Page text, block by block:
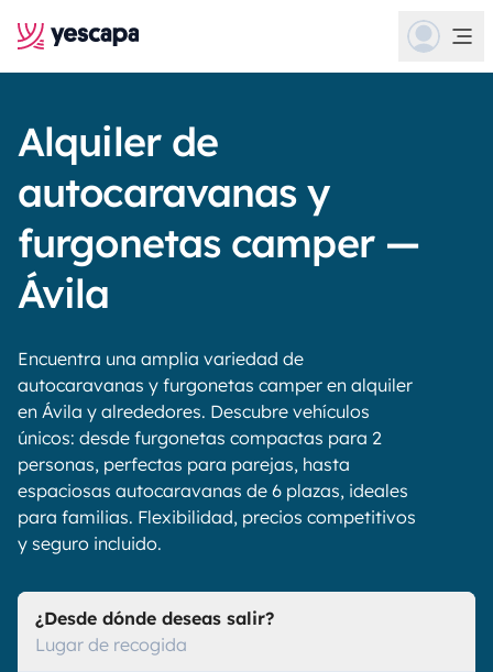
Alquiler de
autocaravanas y
furgonetas camper —
Ávila
Encuentra una amplia variedad de
autocaravanas y furgonetas camper en alquiler
en Ávila y alrededores. Descubre vehículos
únicos: desde furgonetas compactas para 2
personas, perfectas para parejas, hasta
espaciosas autocaravanas de 6 plazas, ideales
para familias. Flexibilidad, precios competitivos
y seguro incluido.
¿Desde dónde deseas salir?
Lugar de recogida